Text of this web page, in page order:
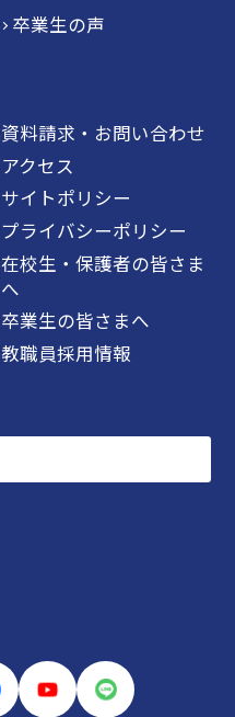
卒業生の声
資料請求・お問い合わせ
アクセス
サイトポリシー
プライバシーポリシー
在校生・保護者の皆さま
へ
卒業生の皆さまへ
教職員採用情報